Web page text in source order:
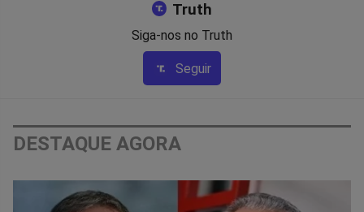
Truth
Siga-nos no Truth
Seguir
DESTAQUE AGORA